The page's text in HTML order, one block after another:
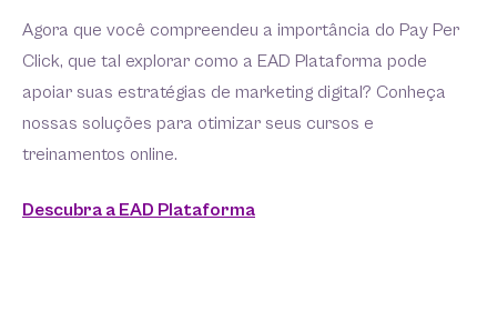
Agora que você compreendeu a importância do Pay Per
Click, que tal explorar como a EAD Plataforma pode
apoiar suas estratégias de marketing digital? Conheça
nossas soluções para otimizar seus cursos e
treinamentos online.
Descubra a EAD Plataforma